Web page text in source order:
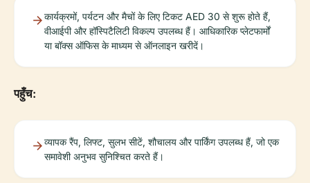
कार्यक्रमों, पर्यटन और मैचों के लिए टिकट AED 30 से शुरू होते हैं,
वीआईपी और हॉस्पिटैलिटी विकल्प उपलब्ध हैं। आधिकारिक प्लेटफार्मों
या बॉक्स ऑफिस के माध्यम से ऑनलाइन खरीदें।
पहुँच:
व्यापक रैंप, लिफ्ट, सुलभ सीटें, शौचालय और पार्किंग उपलब्ध हैं, जो एक
समावेशी अनुभव सुनिश्चित करते हैं।